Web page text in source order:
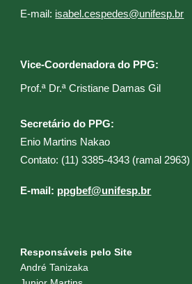
E-mail: isabel.cespedes@unifesp.br
Vice-Coordenadora do PPG:
Prof.ª Dr.ª Cristiane Damas Gil​
Secretário do PPG:
Enio Martins Nakao
Contato: (11) 3385-4343 (ramal 2963)
E-mail: ppgbef@unifesp.br
Responsáveis pelo Site
André Tanizaka